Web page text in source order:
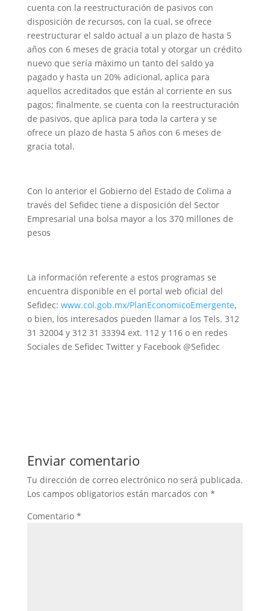
cuenta con la reestructuración de pasivos con
disposición de recursos, con la cual, se ofrece
reestructurar el saldo actual a un plazo de hasta 5
años con 6 meses de gracia total y otorgar un crédito
nuevo que sería máximo un tanto del saldo ya
pagado y hasta un 20% adicional, aplica para
aquellos acreditados que están al corriente en sus
pagos; finalmente, se cuenta con la reestructuración
de pasivos, que aplica para toda la cartera y se
ofrece un plazo de hasta 5 años con 6 meses de
gracia total.
Con lo anterior el Gobierno del Estado de Colima a
través del Sefidec tiene a disposición del Sector
Empresarial una bolsa mayor a los 370 millones de
pesos
La información referente a estos programas se
encuentra disponible en el portal web oficial del
Sefidec: www.col.gob.mx/PlanEconomicoEmergente,
o bien, los interesados pueden llamar a los Tels. 312
31 32004 y 312 31 33394 ext. 112 y 116 o en redes
Sociales de Sefidec Twitter y Facebook @Sefidec
Enviar comentario
Tu dirección de correo electrónico no será publicada.
Los campos obligatorios están marcados con *
Comentario *